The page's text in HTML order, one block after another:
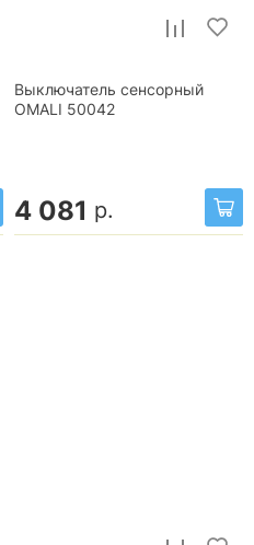
Выключатель сенсорный
OMALI 50042
4 081 р.